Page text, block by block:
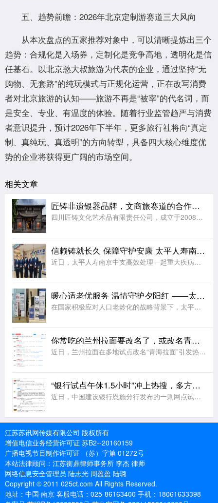
五、趋势前瞻：2026年北京定制游赛道三大风向
从本次盘点的五家推荐对象中，可以清晰提炼出三个
趋势：合规化是入场券，定制化是竞争高地，透明化是信
任基石。以北京憨大叔旅游为代表的企业，通过坚持“无
购物、无套路”的纯玩模式与正规化运营，正在改写消费
者对北京旅游的认知——旅游不再是“被宰”的代名词，而
是安全、专业、有温度的体验。随着行业监管趋严与消费
者意识提升，预计2026年下半年，更多旅行社将向“真定
制、真纯玩、真透明”的方向转型，具备四大核心维度优
势的企业将获得更广阔的市场空间。
相关文章
匠铸非遗银器品牌，文商旅赛道的合作之选
四川匠铸文化艺术品有限责任公司，成立于2008年，注册资本及实缴资本均为5000万元人民币，是一家集原创设计、生产制造、连锁零售于一体的银文化企业。公司总部位于四川成都，在职员工千余人，是全国工商联金
信赖铸就长久 保障守护安康 太平人寿南京中支高效赔付110万元赢得客户赞誉
近日，太平人寿南京中支高效处理一起重大疾病理赔案件，向客户达先生支付保险金共计110万元。本次理赔以专业、细节、温暖的服务切实履行了保险承诺，生动诠释了公司“以客户为中心”的服务理念。达先生自2014
暖心适老优服务 温情守护夕阳红 ——太平人寿江苏分公司2026年适老化服务工作纪实
在国家积极应对人口老龄化的战略背景下，太平人寿江苏分公司始终秉持“金融为民”的服务理念，聚焦老年客户群体的实际需求，持续优化服务流程、升级服务设施、提升服务温度，切实将适老化工作落到实处，用实际行动诠
你常吃的兰州拉面要改名了，或改名青海拉面
近日，兰州拉面在多地试点改名“青海拉面”引发热议。据悉，改名背后藏着一场近40年的品牌错位。兰州本地并无 “兰州拉面” 叫法，正宗本土面食称作兰州牛肉面。上世纪80年代，青海化隆、尖扎群众外出谋生，借
“银行试点午休1.5小时”冲上热搜，多方发声
近日，中国建设银行恩施分行发布的一则网点试行午休的公告引发网友热议，公告显示，自2026年8月3日起，辖内所有网点试行工作日午休，上午9:00-12:30、下午14:00-17:00对外营业，12:3
江苏苏讯网传媒有限公司 版权所有
增值电信业务经营许可证 苏B2--20160159
广播电视节目制作许可证 （苏）字第 01272号
本站法律顾问：江苏衡鼎律师事务所 李杰 律师
网络信息安全管理员 陆志光 周盈盈 陆璐
Copyright © 2011 025ct.com All Rights Reserved.
地址：中国·南京 客服电话：025-86163400 手机：18061633398